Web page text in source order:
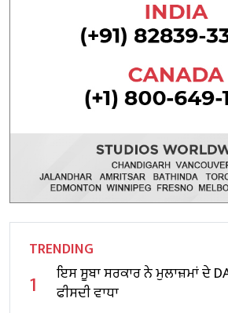
TRENDING
1
ਇਸ ਸੂਬਾ ਸਰਕਾਰ ਨੇ ਮੁਲਾਜ਼ਮਾਂ ਦੇ DA
ਫੀਸਦੀ ਵਾਧਾ